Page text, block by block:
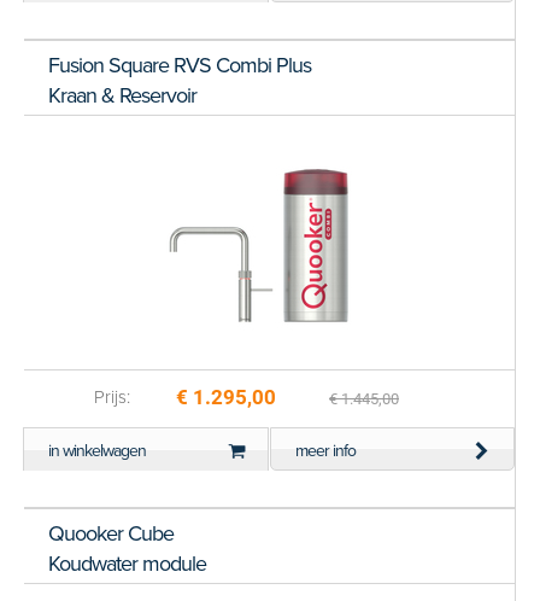
Fusion Square RVS Combi Plus
Kraan & Reservoir
Prijs: € 1.295,00 € 1.445,00
in winkelwagen meer info
Quooker Cube
Koudwater module